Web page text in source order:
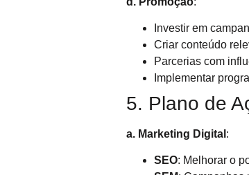
Investir em
Criar conteúdo
Parcerias com
Implementar
5. Plano de
a. Marketing Digital :
SEO: Melhorar o